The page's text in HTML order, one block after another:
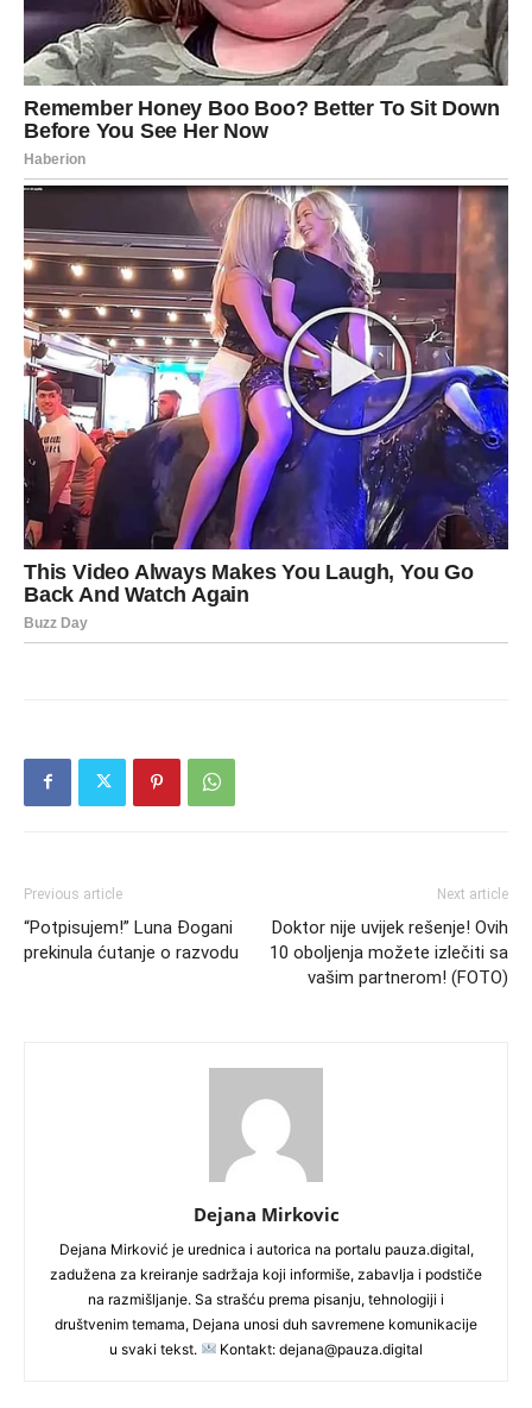
Previous article
“Potpisujem!” Luna Đogani
prekinula ćutanje o razvodu
Next article
Doktor nije uvijek rešenje! Ovih
10 oboljenja možete izlečiti sa
vašim partnerom! (FOTO)
Dejana Mirkovic
Dejana Mirković je urednica i autorica na portalu pauza.digital,
zadužena za kreiranje sadržaja koji informiše, zabavlja i podstiče
na razmišljanje. Sa strašću prema pisanju, tehnologiji i
društvenim temama, Dejana unosi duh savremene komunikacije
u svaki tekst.
Kontakt: dejana@pauza.digital